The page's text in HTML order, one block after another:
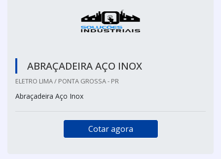
ABRAÇADEIRA AÇO INOX
ELETRO LIMA / PONTA GROSSA - PR
Abraçadeira Aço Inox
Cotar agora